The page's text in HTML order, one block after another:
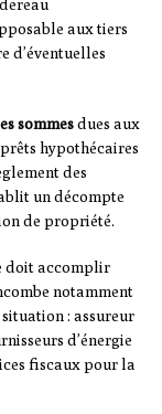
aux tiers
d’éventuelles
sommesdues aux
hypothécaires
des
un décompte
de propriété.
doit accomplir
notamment
: assureur
d’énergie
fiscaux pour la